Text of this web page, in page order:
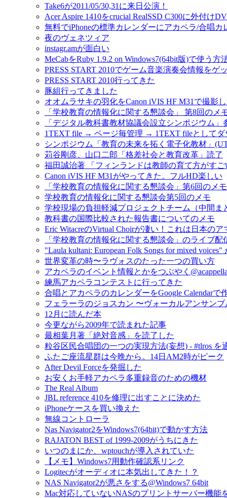
Take6が2011/05/30,31に来日公演！
Acer Aspire 1410をcrucial RealSSD C300に外付け
無料でiPhoneの標準カレンダーにアカペラ/合唱
夜のヴェネツィア
instagr.amが面白い
MeCabをRuby 1.9.2 on Windows7(64bit版)で使う方
PRESS START 2010でゲーム音楽演奏会情報をゲ
PRESS START 2010行ってきた
豚組行ってきました
オオムラサキの羽化をCanon iVIS HF M31で撮影
「学校教育の情報化に関する懇談会」 第8回のメ
「デジタル教科書教材協議会設立シンポジウム」
1TEXT file → ページ毎管理 → 1TEXT fileとしてダ
シンポジウム「教育の未来を拓く電子化教材」
苅谷剛彦、山口二郎「格差社会と教育改革」読了
福田誠治著 「フィンランドは教師の育て方がす
Canon iVIS HF M31がやってきた。フルHD楽しい
「学校教育の情報化に関する懇談会」第6回のメ
学校教育の情報化に関する懇談会第5回のメモ
学校現場の負担軽減プロジェクトチーム（中間ま
教科書の国際比較された報告書についてのメモ
Eric WitacreのVirtual Choirが凄い！これは日本の
「学校教育の情報化に関する懇談会」のライブ
"Laula kultani: European Folk Songs for mixed
世界変革の時〜ラヴォスのたった一つの買い方
アカペラのイベント情報とかをつぶやく
練馬アカペラコンテストに行ってきた
合唱とアカペラのカレンダーをGoogle Calendarで
フェラーラのジョスカン 〜ヴォーカルアンサン
12月に読んだ本
今更ながら2009年で読まれた記事
最相葉月著「絶対音感」を読了した
粒谷区民合唱団の一つの実現方法(妄想) - #tlros を
ふたご座流星群は今晩から。14日AM2時がピーク
After Devil Forceを発掘した
お安くお手軽アカペラ多重録音のための機材
The Real Album
JBL reference 410を修理に出すことに決めた
iPhoneケースを買い換えた
無線コントローラ
Nas Navigator2をWindows7(64bit)で動かす方法
RAJATON BEST of 1999-2009がうちにきた
いつのまにか、wptouchが導入されていた
【メモ】Windows7用動作確認系リンク
Logitecがオーディオに本気出してきた！？
NAS Navigator2が悪さをする@Windows7 64bit
Mac対応していないNASのプリントサーバー機能